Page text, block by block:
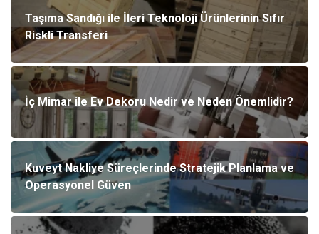
Taşıma Sandığı ile İleri Teknoloji Ürünlerinin Sıfır
Riskli Transferi
İç Mimar ile Ev Dekoru Nedir ve Neden Önemlidir?
Kuveyt Nakliye Süreçlerinde Stratejik Planlama ve
Operasyonel Güven